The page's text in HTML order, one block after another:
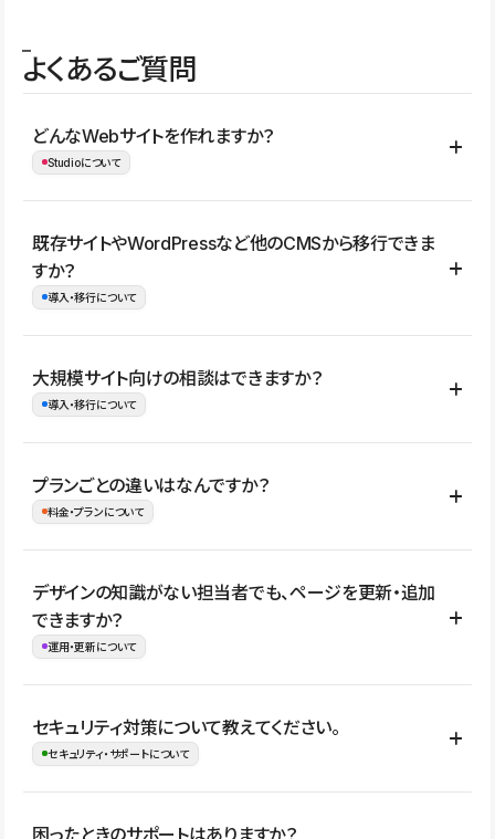
よくあるご質問
どんなWebサイトを作れますか？
Studioについて
コーポレートサイト、サービスサイト、LP、採用サイト、ブロ
グ・メディア、イベントサイト、店舗・商品紹介サイト、ポートフ
ォリオなど幅広く制作できます。
既存サイトやWordPressなど他のCMSから移行できま
すか？
導入・移行について
はい。既存サイトの構成やコンテンツ、URLを整理したうえで、
Studio上に再構築する形で移行できます。 WordPressの場合は、
イト全体のデザインや設定がそのまま移行されるわけではないた
め、移行後にページ構成やデザイン、CMS設計、URL・リダイレク
大規模サイト向けの相談はできますか？
導入・移行について
はい。アクセス規模が大きいサイトや、複数部門での運用、権限管
理、セキュリティ確認、既存システムとの連携など、個別の要件が
ない段階でも、お問い合わせください。
お問合せはこちら
プランごとの違いはなんですか？
料金・プランについて
公開ページ数、バージョン履歴の期間、CMS利用数の上限、権限
管理の有無などがプランごとに異なります。詳しくは料金プランペ
ージをご覧ください。
デザインの知識がない担当者でも、ページを更新・追加
できますか？
運用・更新について
はい。CMSやコンポーネントを活用して更新範囲を設計しておく
ことで、デザインを崩しにくい状態で運用できます。 さらにコン
セキュリティ対策について教えてください。
セキュリティ・サポートについて
Studioでは、公開サイトやサービスを安全に利用できるよう、通信
困ったときのサポートはありますか？